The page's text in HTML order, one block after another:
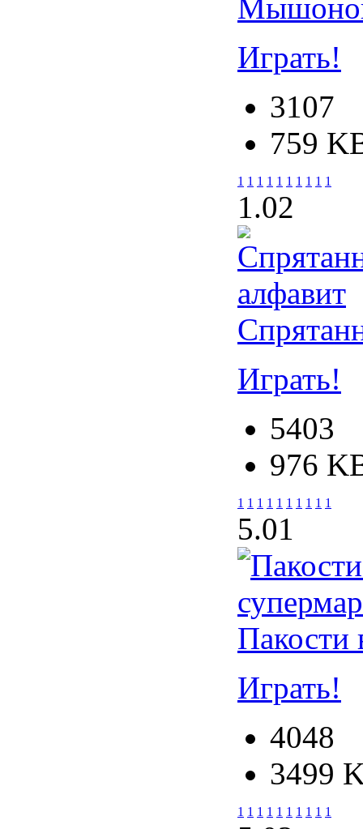
Играть!
3107
759
1 1 1 1 1 1 1 1 1 1
1.02
Играть!
5403
976
1 1 1 1 1 1 1 1 1 1
5.01
Пакости
Играть!
4048
3499
1 1 1 1 1 1 1 1 1 1